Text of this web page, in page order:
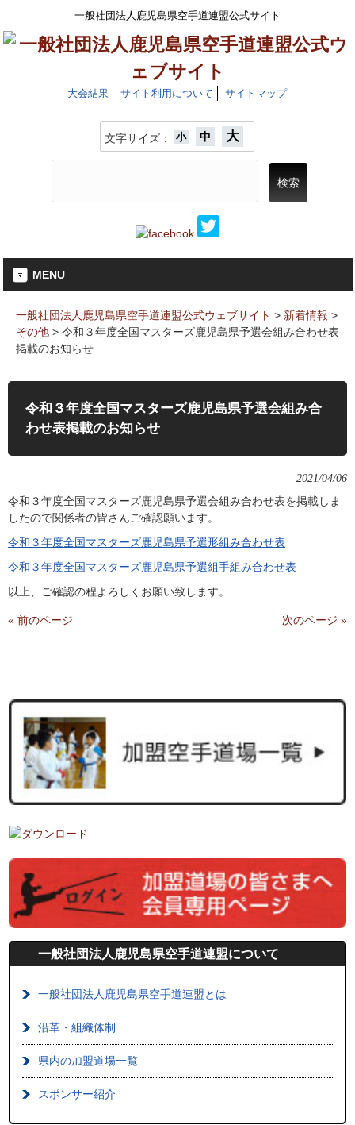
一般社団法人鹿児島県空手道連盟公式サイト
大会結果 サイト利用について サイトマップ
文字サイズ： 小 中 大
MENU
一般社団法人鹿児島県空手道連盟公式ウェブサイト > 新着情報 >
その他 > 令和３年度全国マスターズ鹿児島県予選会組み合わせ表
掲載のお知らせ
令和３年度全国マスターズ鹿児島県予選会組み合
わせ表掲載のお知らせ
2021/04/06
令和３年度全国マスターズ鹿児島県予選会組み合わせ表を掲載しま
したので関係者の皆さんご確認願います。
令和３年度全国マスターズ鹿児島県予選形組み合わせ表
令和３年度全国マスターズ鹿児島県予選組手組み合わせ表
以上、ご確認の程よろしくお願い致します。
« 前のページ 次のページ »
一般社団法人鹿児島県空手道連盟について
一般社団法人鹿児島県空手道連盟とは
沿革・組織体制
県内の加盟道場一覧
スポンサー紹介